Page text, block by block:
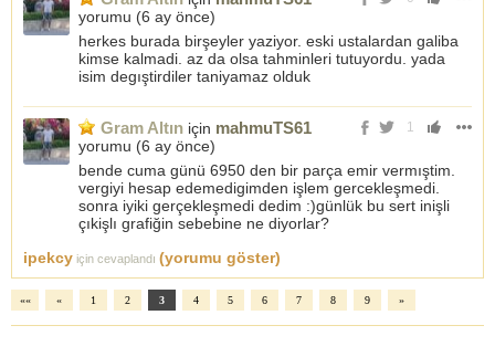
yorumu (6 ay önce)
herkes burada birşeyler yaziyor. eski ustalardan galiba
kimse kalmadi. az da olsa tahminleri tutuyordu. yada
isim degıştirdiler taniyamaz olduk
1
Gram Altın için mahmuTS61
yorumu (6 ay önce)
bende cuma günü 6950 den bir parça emir vermıştim.
vergiyi hesap edemedigimden işlem gercekleşmedi.
sonra iyiki gerçekleşmedi dedim :)günlük bu sert inişli
çıkişlı grafiğin sebebine ne diyorlar?
ipekcy için cevaplandı (yorumu göster)
«« « 1 2 3 4 5 6 7 8 9 »